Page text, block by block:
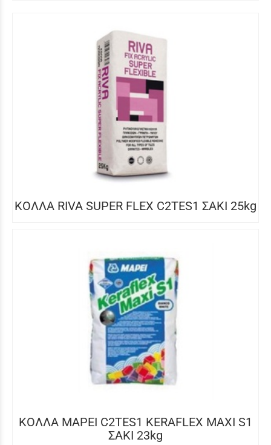
ΚΟΛΛΑ RIVA SUPER FLEX C2TES1 ΣΑΚΙ 25kg
ΚΟΛΛΑ MAPEI C2TES1 KERAFLEX MAXI S1
ΣΑΚΙ 23kg